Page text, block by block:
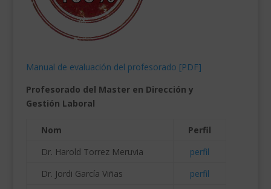
Manual de evaluación del profesorado [PDF]
Profesorado del Master en Dirección y
Gestión Laboral
Nom
Perfil
Dr. Harold Torrez Meruvia
perfil
Dr. Jordi García Viñas
perfil